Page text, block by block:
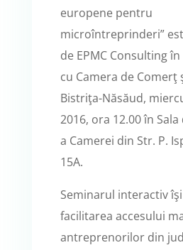
europene pentru
microîntreprinderi”
de EPMC Consulting
cu Camera de Comerţ
Bistriţa-Năsăud,
2016, ora 12.00 în
a Camerei din Str. P.
15A.
Seminarul interactiv
facilitarea accesului
antreprenorilor din